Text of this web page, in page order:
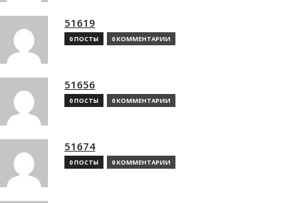
51619
0 ПОСТЫ 0 КОММЕНТАРИИ
51656
0 ПОСТЫ 0 КОММЕНТАРИИ
51674
0 ПОСТЫ 0 КОММЕНТАРИИ